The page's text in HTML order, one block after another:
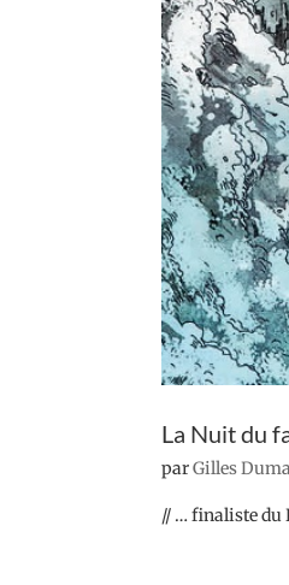
La Nuit du
parGilles
// … finaliste du